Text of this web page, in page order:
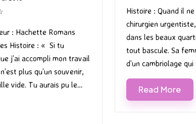
: Hachette Romans
Histoire : « Si tu
j’ai accompli mon travail
plus qu’un souvenir,
vide. Tu aurais pu le…
by
Histoire : Quand il
chirurgien
dans les beaux
tout bascule. Sa
d’un cambriolage
Read More